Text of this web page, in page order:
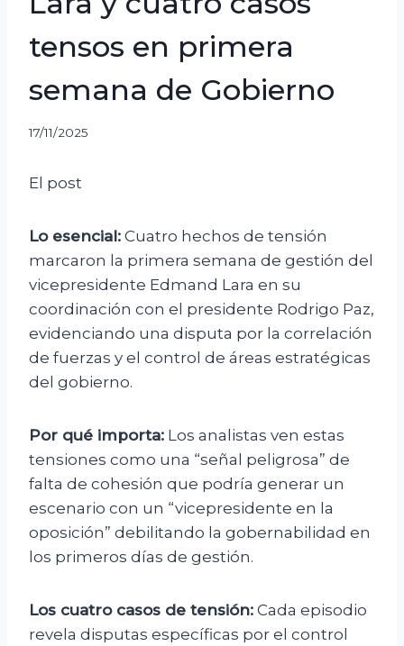
tensos en primera
semana de Gobierno
17/11/2025
El post
Lo esencial: Cuatro hechos de tensión
marcaron la primera semana de gestión del
vicepresidente Edmand Lara en su
coordinación con el presidente Rodrigo Paz,
evidenciando una disputa por la correlación
de fuerzas y el control de áreas estratégicas
del gobierno.
Por qué importa: Los analistas ven estas
tensiones como una “señal peligrosa” de
falta de cohesión que podría generar un
escenario con un “vicepresidente en la
oposición” debilitando la gobernabilidad en
los primeros días de gestión.
Los cuatro casos de tensión: Cada episodio
revela disputas específicas por el control